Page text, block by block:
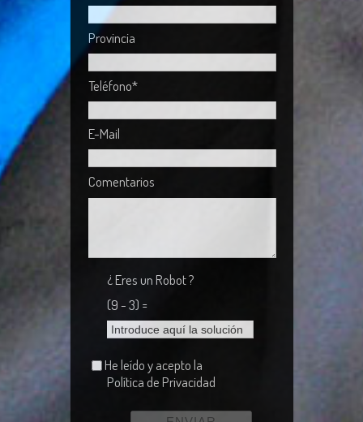
Provincia
Teléfono*
E-Mail
Comentarios
¿ Eres un Robot ?
(9 - 3) =
He leído y acepto la
Política de Privacidad